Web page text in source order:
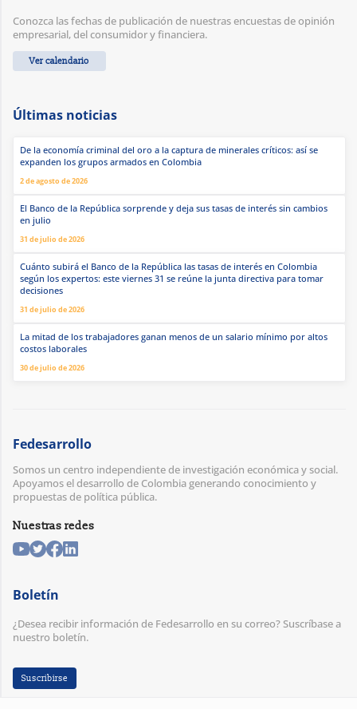
Conozca las fechas de publicación de nuestras encuestas de opinión
empresarial, del consumidor y financiera.
Ver calendario
Últimas noticias
De la economía criminal del oro a la captura de minerales críticos: así se
expanden los grupos armados en Colombia
2 de agosto de 2026
El Banco de la República sorprende y deja sus tasas de interés sin cambios
en julio
31 de julio de 2026
Cuánto subirá el Banco de la República las tasas de interés en Colombia
según los expertos: este viernes 31 se reúne la junta directiva para tomar
decisiones
31 de julio de 2026
La mitad de los trabajadores ganan menos de un salario mínimo por altos
costos laborales
30 de julio de 2026
Fedesarrollo
Somos un centro independiente de investigación económica y social.
Apoyamos el desarrollo de Colombia generando conocimiento y
propuestas de política pública.
Nuestras redes
Boletín
¿Desea recibir información de Fedesarrollo en su correo? Suscríbase a
nuestro boletín.
Suscribirse